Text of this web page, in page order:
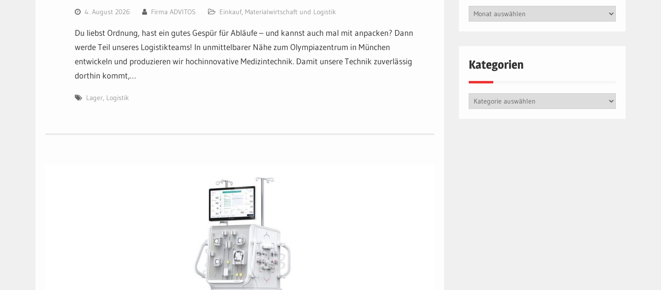
4. August 2026 Firma ADVITOS Einkauf, Materialwirtschaft und Logistik
Du liebst Ordnung, hast ein gutes Gespür für Abläufe – und kannst auch mal mit anpacken? Dann
werde Teil unseres Logistikteams! In unmittelbarer Nähe zum Olympiazentrum in München
entwickeln und produzieren wir hochinnovative Medizintechnik. Damit unsere Technik zuverlässig
dorthin kommt,…
Lager, Logistik
Archiv
Kategorien
Kategorien